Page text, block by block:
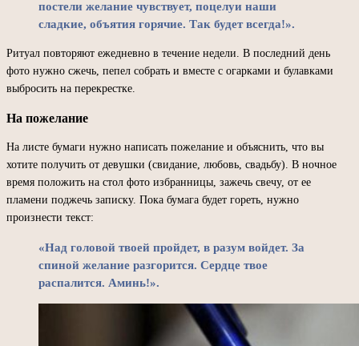
постели желание чувствует, поцелуи наши
сладкие, объятия горячие. Так будет всегда!».
Ритуал повторяют ежедневно в течение недели. В последний день
фото нужно сжечь, пепел собрать и вместе с огарками и булавками
выбросить на перекрестке.
На пожелание
На листе бумаги нужно написать пожелание и объяснить, что вы
хотите получить от девушки (свидание, любовь, свадьбу). В ночное
время положить на стол фото избранницы, зажечь свечу, от ее
пламени поджечь записку. Пока бумага будет гореть, нужно
произнести текст:
«Над головой твоей пройдет, в разум войдет. За
спиной желание разгорится. Сердце твое
распалится. Аминь!».